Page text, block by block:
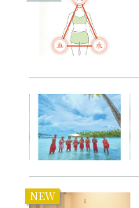
NEW